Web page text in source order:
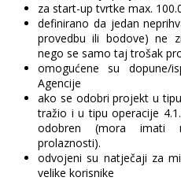
za start-up tvrtke max.
definirano da jedan
provedbu ili bodove) ne
nego se samo taj trošak
omogućene su dopune/
Agencije
ako se odobri projekt u
tražio i u tipu operacije
odobren (mora imati
prolaznosti).
odvojeni su natječaji za
velike korisnike